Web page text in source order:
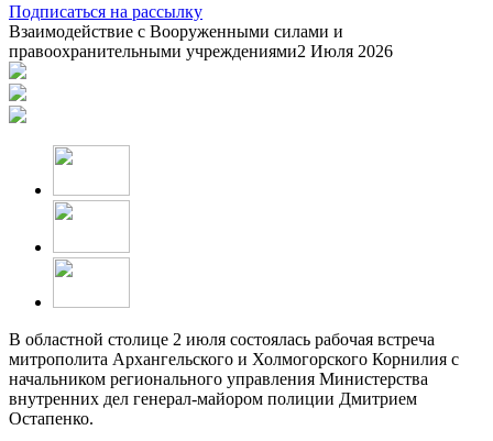
Подписаться на рассылку
Взаимодействие с Вооруженными силами и
правоохранительными учреждениями2 Июля 2026
В областной столице 2 июля состоялась рабочая встреча
митрополита Архангельского и Холмогорского Корнилия с
начальником регионального управления Министерства
внутренних дел генерал-майором полиции Дмитрием
Остапенко.